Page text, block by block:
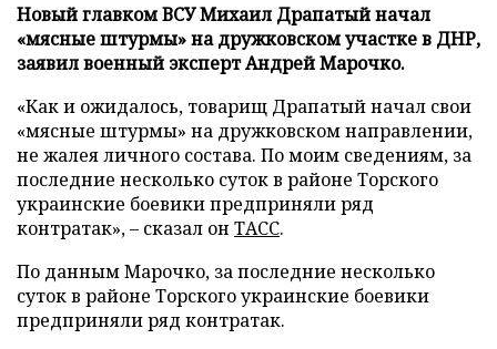
Новый главком ВСУ Михаил Драпатый начал
«мясные штурмы» на дружковском участке в ДНР,
заявил военный эксперт Андрей Марочко.
«Как и ожидалось, товарищ Драпатый начал свои
«мясные штурмы» на дружковском направлении,
не жалея личного состава. По моим сведениям, за
последние несколько суток в районе Торского
украинские боевики предприняли ряд
контратак», – сказал он ТАСС.
По данным Марочко, за последние несколько
суток в районе Торского украинские боевики
предприняли ряд контратак.